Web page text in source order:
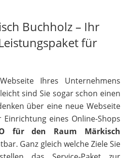
Buchholz – Ihr
für
Ihres Unternehmens
sind Sie sogar schon einen
über eine neue Webseite
eines Online-Shops
für den Raum Märkisch
Ganz gleich welche Ziele Sie